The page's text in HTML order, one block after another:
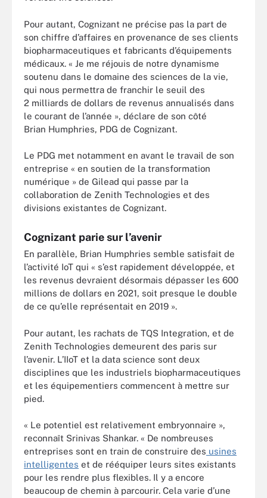
Pour autant, Cognizant ne précise pas la part de
son chiffre d’affaires en provenance de ses clients
biopharmaceutiques et fabricants d’équipements
médicaux. « Je me réjouis de notre dynamisme
soutenu dans le domaine des sciences de la vie,
qui nous permettra de franchir le seuil des
2 milliards de dollars de revenus annualisés dans
le courant de l’année », déclare de son côté
Brian Humphries, PDG de Cognizant.
Le PDG met notamment en avant le travail de son
entreprise « en soutien de la transformation
numérique » de Gilead qui passe par la
collaboration de Zenith Technologies et des
divisions existantes de Cognizant.
Cognizant parie sur l’avenir
En parallèle, Brian Humphries semble satisfait de
l’activité IoT qui « s’est rapidement développée, et
les revenus devraient désormais dépasser les 600
millions de dollars en 2021, soit presque le double
de ce qu’elle représentait en 2019 ».
Pour autant, les rachats de TQS Integration, et de
Zenith Technologies demeurent des paris sur
l’avenir. L’IIoT et la data science sont deux
disciplines que les industriels biopharmaceutiques
et les équipementiers commencent à mettre sur
pied.
« Le potentiel est relativement embryonnaire »,
reconnaît Srinivas Shankar. « De nombreuses
entreprises sont en train de construire des usines
intelligentes et de rééquiper leurs sites existants
pour les rendre plus flexibles. Il y a encore
beaucoup de chemin à parcourir. Cela varie d’une